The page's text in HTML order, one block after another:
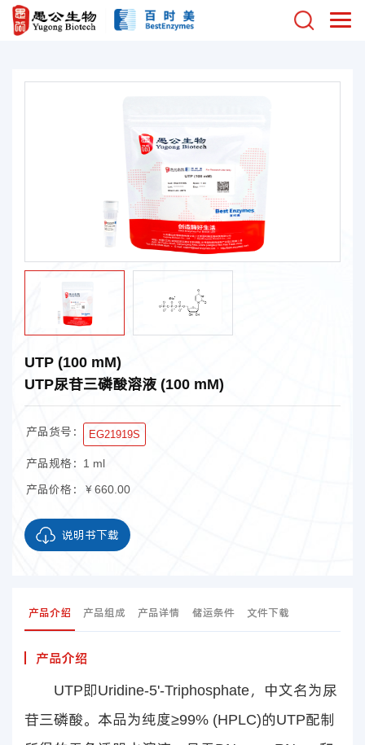
UTP (100 mM)
UTP尿苷三磷酸溶液 (100 mM)
产品货号： EG21919S
产品规格： 1 ml
产品价格：
￥660.00
说明书下载
产品介绍 产品组成 产品详情 储运条件 文件下载
产品介绍
UTP即Uridine-5'-Triphosphate，中文名为尿
苷三磷酸。本品为纯度≥99% (HPLC)的UTP配制